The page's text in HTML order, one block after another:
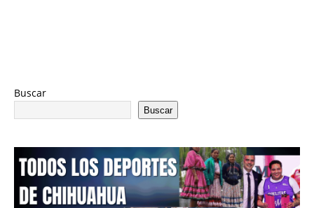
Buscar
Buscar